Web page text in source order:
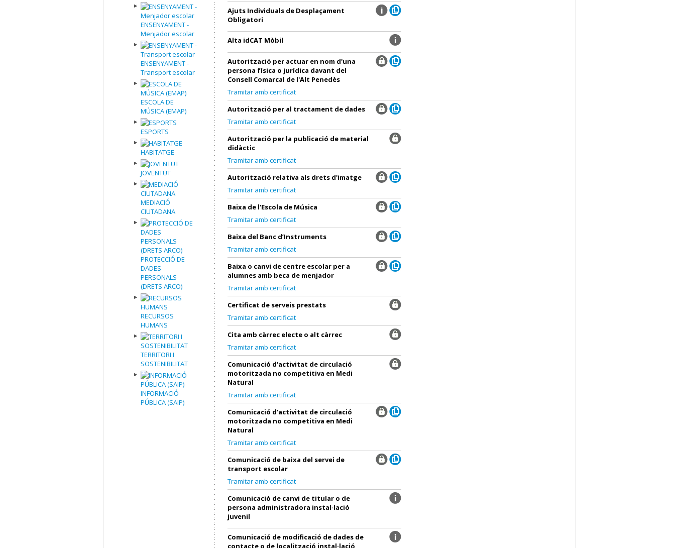
ENSENYAMENT -
Menjador escolar
ENSENYAMENT -
Transport escolar
ESCOLA DE
MÚSICA (EMAP)
ESPORTS
HABITATGE
JOVENTUT
MEDIACIÓ
CIUTADANA
PROTECCIÓ DE
DADES
PERSONALS
(DRETS ARCO)
RECURSOS
HUMANS
TERRITORI I
SOSTENIBILITAT
INFORMACIÓ
PÚBLICA (SAIP)
Ajuts Individuals de Desplaçament
Obligatori
Alta idCAT Mòbil
Autorització per actuar en nom d'una
persona física o jurídica davant del
Consell Comarcal de l'Alt Penedès
Tramitar amb certificat
Autorització per al tractament de dades
Tramitar amb certificat
Autorització per la publicació de material
didàctic
Tramitar amb certificat
Autorització relativa als drets d'imatge
Tramitar amb certificat
Baixa de l'Escola de Música
Tramitar amb certificat
Baixa del Banc d’Instruments
Tramitar amb certificat
Baixa o canvi de centre escolar per a
alumnes amb beca de menjador
Tramitar amb certificat
Certificat de serveis prestats
Tramitar amb certificat
Cita amb càrrec electe o alt càrrec
Tramitar amb certificat
Comunicació d'activitat de circulació
motoritzada no competitiva en Medi
Natural
Tramitar amb certificat
Comunicació d'activitat de circulació
motoritzada no competitiva en Medi
Natural
Tramitar amb certificat
Comunicació de baixa del servei de
transport escolar
Tramitar amb certificat
Comunicació de canvi de titular o de
persona administradora instal·lació
juvenil
Comunicació de modificació de dades de
contacte o de localització instal·lació